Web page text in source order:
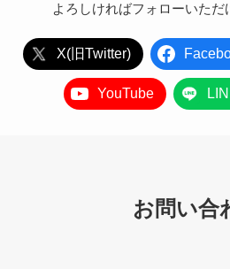
よろしければフォローいただ
X(旧Twitter)
YouTube
お問い合